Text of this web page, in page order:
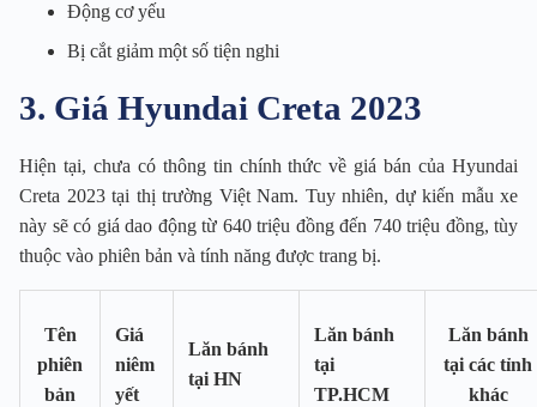
Động cơ yếu
Bị cắt giảm một số tiện nghi
3. Giá Hyundai Creta 2023
Hiện tại, chưa có thông tin chính thức về giá bán của Hyundai
Creta 2023 tại thị trường Việt Nam. Tuy nhiên, dự kiến mẫu xe
này sẽ có giá dao động từ 640 triệu đồng đến 740 triệu đồng, tùy
thuộc vào phiên bản và tính năng được trang bị.
Tên
phiên
bản
Giá
niêm
yết
Lăn bánh
tại HN
Lăn bánh
tại
TP.HCM
Lăn bánh
tại các tỉnh
khác